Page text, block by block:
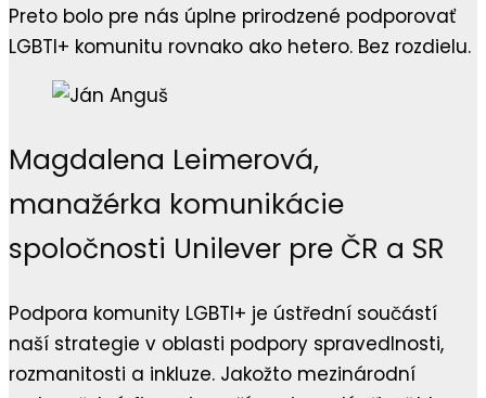
Preto bolo pre nás úplne prirodzené podporovať
LGBTI+ komunitu rovnako ako hetero. Bez rozdielu.
Magdalena Leimerová,
manažérka komunikácie
spoločnosti Unilever pre ČR a SR
Podpora komunity LGBTI+ je ústřední součástí
naší strategie v oblasti podpory spravedlnosti,
rozmanitosti a inkluze. Jakožto mezinárodní